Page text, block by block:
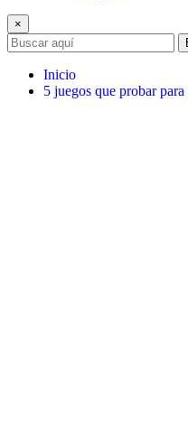
×
Inicio
5 juegos que probar